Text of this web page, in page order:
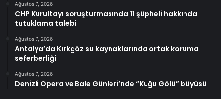
Ağustos 7, 2026
CHP Kurultayı soruşturmasında 11 şüpheli hakkında
tutuklama talebi
Ağustos 7, 2026
Antalya’da Kırkgöz su kaynaklarında ortak koruma
seferberliği
Ağustos 7, 2026
Denizli Opera ve Bale Günleri’nde “Kuğu Gölü” büyüsü